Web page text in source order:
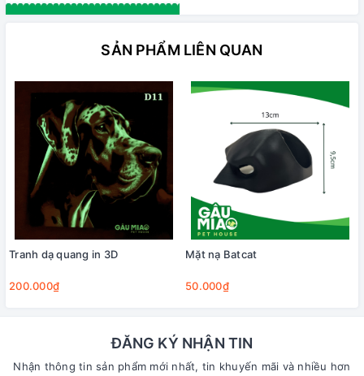
SẢN PHẨM LIÊN QUAN
Tranh dạ quang in 3D
200.000₫
Mặt nạ Batcat
50.000₫
ĐĂNG KÝ NHẬN TIN
Nhận thông tin sản phẩm mới nhất, tin khuyến mãi và nhiều hơn